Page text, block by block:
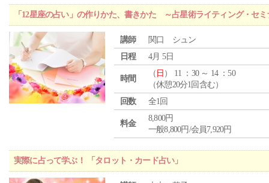
「12星座の占い」の作りかた、書きかた ～占星術ライティング・セミ
講師
関口 シュン
日程
4月 5日
時間
（ 日 ） 11 ：30 ～ 14 ：50
（休憩20分1回含む）
回数
全1回
料金
8,800円
一般8,800円/会員7,920円
実際に占って学ぶ！ 「タロット・カード占い」